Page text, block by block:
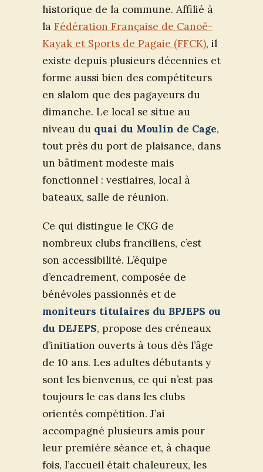
historique de la commune. Affilié à
la Fédération Française de Canoë-
Kayak et Sports de Pagaie (FFCK), il
existe depuis plusieurs décennies et
forme aussi bien des compétiteurs
en slalom que des pagayeurs du
dimanche. Le local se situe au
niveau du quai du Moulin de Cage,
tout près du port de plaisance, dans
un bâtiment modeste mais
fonctionnel : vestiaires, local à
bateaux, salle de réunion.
Ce qui distingue le CKG de
nombreux clubs franciliens, c’est
son accessibilité. L’équipe
d’encadrement, composée de
bénévoles passionnés et de
moniteurs titulaires du BPJEPS ou
du DEJEPS, propose des créneaux
d’initiation ouverts à tous dès l’âge
de 10 ans. Les adultes débutants y
sont les bienvenus, ce qui n’est pas
toujours le cas dans les clubs
orientés compétition. J’ai
accompagné plusieurs amis pour
leur première séance et, à chaque
fois, l’accueil était chaleureux, les